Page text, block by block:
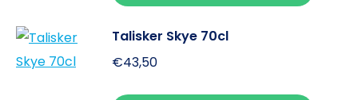
Talisker Skye 70cl
€43,50